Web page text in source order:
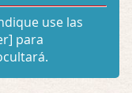
use las
para